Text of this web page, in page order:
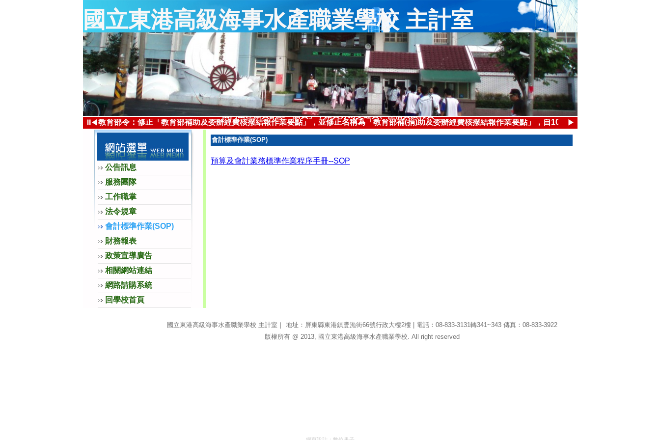
|
國立東港高級海事水產職業學校 主計室
⏸◀
以手機票證搭乘高鐵者，可於搭乘日出站時臨櫃取得或透由網路下載購票證明，於該證明簽名後作為報支憑證。
國內出差旅費刪除「膳費」，旅費分為交通費、住宿費及雜費
教育部令：修正「教育部補助及委辦經費核撥結報作業要點」，並修正名稱為「教育部補(捐)助及委辦經費核撥結報作業要點」，自108年1月1日生效
▶
公告訊息
服務團隊
工作職掌
法令規章
會計標準作業(SOP)
財務報表
政策宣導廣告
相關網站連結
網路請購系統
回學校首頁
會計標準作業(SOP)
預算及會計業務標準作業程序手冊--SOP
國立東港高級海事水產職業學校 主計室｜ 地址：屏東縣東港鎮豐漁街66號行政大樓2樓 | 電話：08-833-3131轉341~343 傳真：08-833-3922
版權所有 @ 2013, 國立東港高級海事水產職業學校. All right reserved